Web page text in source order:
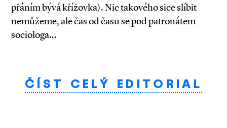
přáním bývá křížovka). Nic takového sice slíbit
nemůžeme, ale čas od času se pod patronátem
sociologa…
ČÍST CELÝ EDITORIAL